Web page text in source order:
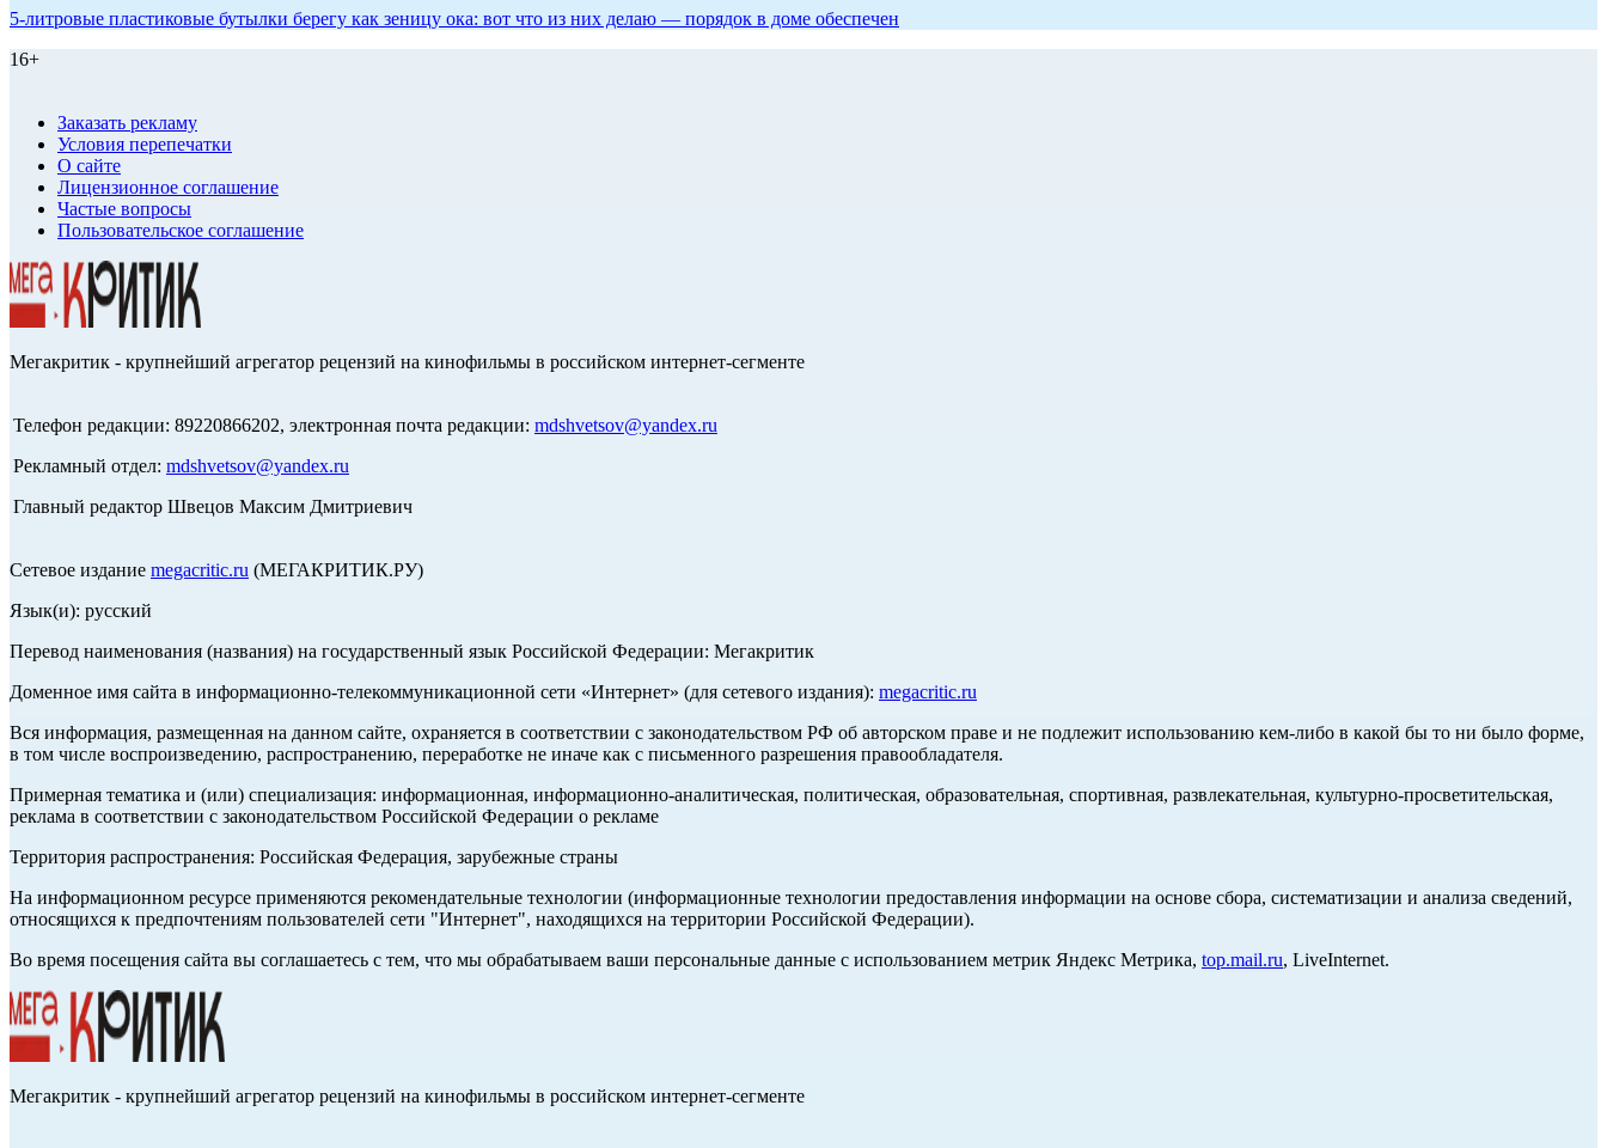
5-литровые пластиковые бутылки берегу как зеницу ока: вот что из них делаю — порядок в доме обеспечен
16+
Заказать рекламу
Условия перепечатки
О сайте
Лицензионное соглашение
Частые вопросы
Пользовательское соглашение
Мегакритик - крупнейший агрегатор рецензий на кинофильмы в российском интернет-сегменте
Телефон редакции: 89220866202, электронная почта редакции: mdshvetsov@yandex.ru
Рекламный отдел: mdshvetsov@yandex.ru
Главный редактор Швецов Максим Дмитриевич
Сетевое издание megacritic.ru (МЕГАКРИТИК.РУ)
Язык(и): русский
Перевод наименования (названия) на государственный язык Российской Федерации: Мегакритик
Доменное имя сайта в информационно-телекоммуникационной сети «Интернет» (для сетевого издания): megacritic.ru
Вся информация, размещенная на данном сайте, охраняется в соответствии с законодательством РФ об авторском праве и не подлежит использованию кем-либо в какой бы то ни было форме,
в том числе воспроизведению, распространению, переработке не иначе как с письменного разрешения правообладателя.
Примерная тематика и (или) специализация: информационная, информационно-аналитическая, политическая, образовательная, спортивная, развлекательная, культурно-просветительская,
реклама в соответствии с законодательством Российской Федерации о рекламе
Территория распространения: Российская Федерация, зарубежные страны
На информационном ресурсе применяются рекомендательные технологии (информационные технологии предоставления информации на основе сбора, систематизации и анализа сведений,
относящихся к предпочтениям пользователей сети "Интернет", находящихся на территории Российской Федерации).
Во время посещения сайта вы соглашаетесь с тем, что мы обрабатываем ваши персональные данные с использованием метрик Яндекс Метрика, top.mail.ru, LiveInternet.
Мегакритик - крупнейший агрегатор рецензий на кинофильмы в российском интернет-сегменте